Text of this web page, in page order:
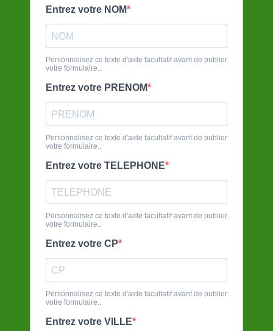
Entrez votre NOM
Personnalisez ce texte d'aide facultatif avant de publier
votre formulaire..
Entrez votre PRENOM
Personnalisez ce texte d'aide facultatif avant de publier
votre formulaire..
Entrez votre TELEPHONE
Personnalisez ce texte d'aide facultatif avant de publier
votre formulaire..
Entrez votre CP
Personnalisez ce texte d'aide facultatif avant de publier
votre formulaire..
Entrez votre VILLE